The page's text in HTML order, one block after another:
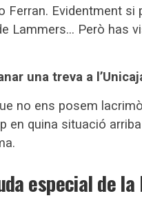
Evidentment
Lammers… Però has
una treva a
no ens posem
en quina situació
especial de